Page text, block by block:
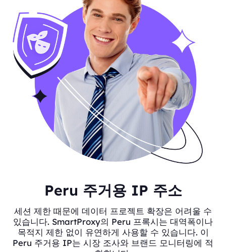
Peru 주거용 IP 주소
세션 제한 때문에 데이터 프로젝트 확장은 어려울 수
있습니다. SmartProxy의 Peru 프록시는 대역폭이나
목적지 제한 없이 유연하게 사용할 수 있습니다. 이
Peru 주거용 IP는 시장 조사와 브랜드 모니터링에 적